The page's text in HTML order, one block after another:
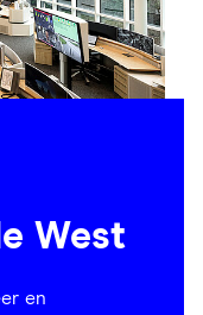
West
en